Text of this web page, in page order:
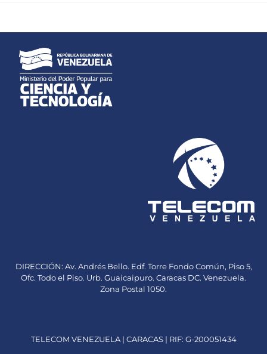
DIRECCIÓN: Av. Andrés Bello. Edf. Torre Fondo Común, Piso 5,
Ofc. Todo el Piso. Urb. Guaicaipuro. Caracas DC. Venezuela.
Zona Postal 1050.
TELECOM VENEZUELA | CARACAS | RIF: G-200051434